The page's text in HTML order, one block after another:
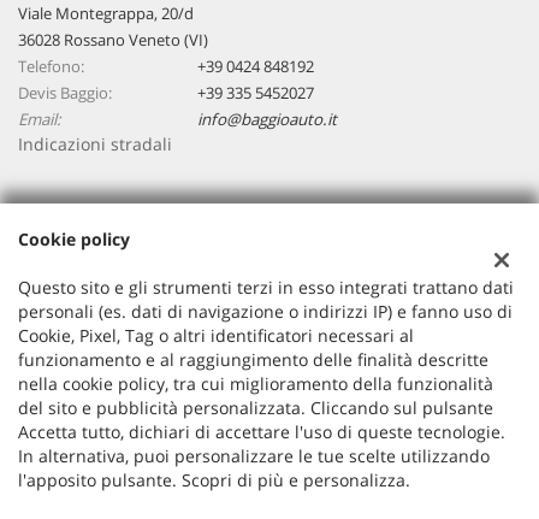
Viale Montegrappa, 20/d
36028 Rossano Veneto (VI)
Telefono:
+39 0424 848192
Devis Baggio:
+39 335 5452027
Email:
info@baggioauto.it
Indicazioni stradali
Dati fiscali:
Baggio Auto Srl
Viale Montegrappa, 20/a, Rossano Veneto (VI)
C.F/P.IVA:03251490243
Registro delle imprese:VI
Cookie policy
Questo sito e gli strumenti terzi in esso integrati trattano dati
personali (es. dati di navigazione o indirizzi IP) e fanno uso di
Cookie, Pixel, Tag o altri identificatori necessari al
funzionamento e al raggiungimento delle finalità descritte
nella cookie policy, tra cui miglioramento della funzionalità
del sito e pubblicità personalizzata. Cliccando sul pulsante
Accetta tutto, dichiari di accettare l'uso di queste tecnologie.
In alternativa, puoi personalizzare le tue scelte utilizzando
l'apposito pulsante. Scopri di più e personalizza.